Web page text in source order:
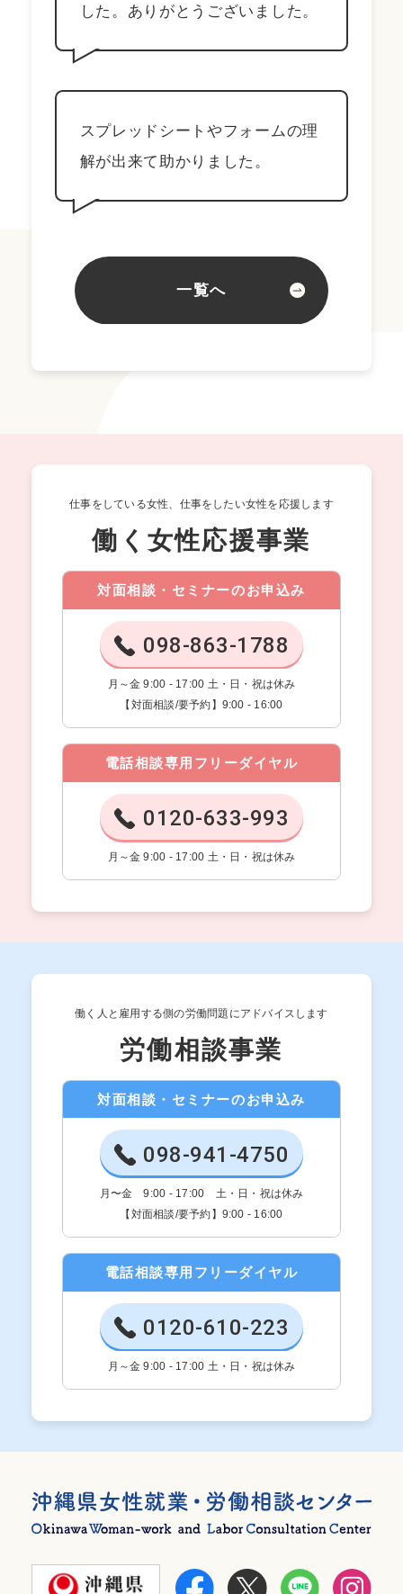
した。ありがとうございました。
スプレッドシートやフォームの理
解が出来て助かりました。
一覧へ
仕事をしている女性、仕事をしたい女性を応援します
働く女性応援事業
対面相談・セミナーのお申込み
098-863-1788
月～金 9:00 - 17:00 土・日・祝は休み
【対面相談/要予約】9:00 - 16:00
電話相談専用フリーダイヤル
0120-633-993
月～金 9:00 - 17:00 土・日・祝は休み
働く人と雇用する側の労働問題にアドバイスします
労働相談事業
対面相談・セミナーのお申込み
098-941-4750
月〜金 9:00 - 17:00 土・日・祝は休み
【対面相談/要予約】9:00 - 16:00
電話相談専用フリーダイヤル
0120-610-223
月～金 9:00 - 17:00 土・日・祝は休み